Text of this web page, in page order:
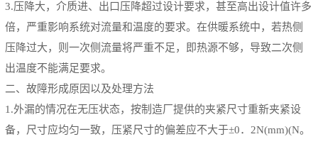
3.压降大，介质进、出口压降超过设计要求，甚至高出设计值许多
倍，严重影响系统对流量和温度的要求。在供暖系统中，若热侧
压降过大，则一次侧流量将严重不足，即热源不够，导致二次侧
出温度不能满足要求。
二、故障形成原因以及处理方法
1.外漏的情况在无压状态，按制造厂提供的夹紧尺寸重新夹紧设
备，尺寸应均匀一致，压紧尺寸的偏差应不大于±0． 2N(mm)(N。